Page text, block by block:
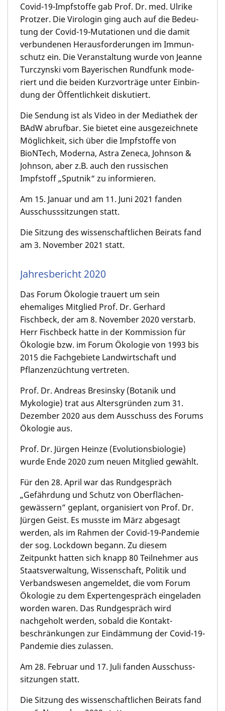
Covid-19-Impfstof­fe gab Prof. Dr. med. Ulrike
Protzer. Die Virologin ging auch auf die Bedeu­
tung der Covid-19-Muta­tio­nen und die damit
verbunde­nen Herausfor­derun­gen im Immun­
schutz ein. Die Veran­stalt­ung wurde von Jeanne
Turczynski vom Bayeri­schen Rund­funk mode­
riert und die beiden Kurzvor­träge unter Einbin­
dung der Öffentlich­keit diskutiert.
Die Sendung ist als Video in der Media­thek der
BAdW abruf­bar. Sie bietet eine ausge­zeich­nete
Möglich­keit, sich über die Impfstoffe von
BioNTech, Moderna, Astra Zeneca, Johnson &
Johnson, aber z.B. auch den russi­schen
Impfstoff „Sputnik“ zu informie­ren.
Am 15. Januar und am 11. Juni 2021 fanden
Ausschuss­sitzun­gen statt.
Die Sitzung des wissenschaftlichen Beirats fand
am 3. November 2021 statt.
Jahresbericht 2020
Das Forum Ökologie trauert um sein
ehemaliges Mitglied Prof. Dr. Gerhard
Fischbeck, der am 8. November 2020 verstarb.
Herr Fischbeck hatte in der Kommission für
Ökologie bzw. im Forum Ökologie von 1993 bis
2015 die Fachgebiete Landwirtschaft und
Pflanzenzüch­tung vertreten.
Prof. Dr. Andreas Bresinsky (Botanik und
Mykologie) trat aus Altersgrün­den zum 31.
Dezember 2020 aus dem Ausschuss des Forums
Ökologie aus.
Prof. Dr. Jürgen Heinze (Evolutionsbiologie)
wurde Ende 2020 zum neuen Mitglied gewählt.
Für den 28. April war das Rundgespräch
„Gefährdung und Schutz von Oberflächen­
gewäs­sern” geplant, organisiert von Prof. Dr.
Jürgen Geist. Es musste im März abgesagt
werden, als im Rahmen der Covid-19-Pandemie
der sog. Lockdown begann. Zu diesem
Zeitpunkt hatten sich knapp 80 Teilnehmer aus
Staatsverwal­tung, Wissenschaft, Politik und
Verbandswe­sen angemeldet, die vom Forum
Ökologie zu dem Expertenge­spräch eingeladen
worden waren. Das Rundgespräch wird
nachgeholt werden, sobald die Kontakt­
beschrän­kungen zur Eindämmung der Covid-19-
Pandemie dies zulassen.
Am 28. Februar und 17. Juli fanden Ausschuss­
sitzun­gen statt.
Die Sitzung des wissenschaftlichen Beirats fand